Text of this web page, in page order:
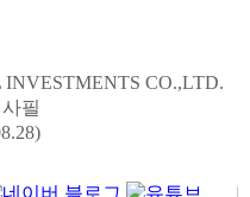
CO.,LTD.
필